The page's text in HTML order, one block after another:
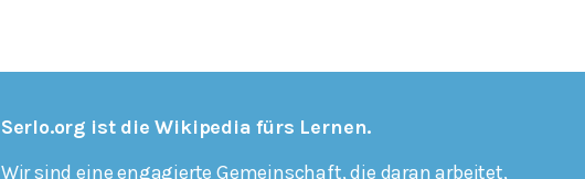
Serlo.org ist die Wikipedia fürs Lernen.
Wir sind eine engagierte Gemeinschaft, die daran arbeitet,